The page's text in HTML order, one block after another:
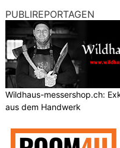
PUBLIREPORTAGEN
Wildhaus-messershop.ch:
aus dem Handwerk